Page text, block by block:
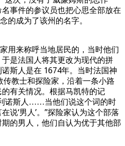
事件的参议员也把心思全部放在
的成为了该州的名字。
用来称呼当地居民的，当时他们
是法国人将其更改为现代的拼
斯人是在 1674年。当时法国神
传教士和探险家，沿着一条小路
有关情况。根据马凯特的记
诺斯人……当他们说这个词的时
‘男人’。”探险家认为这个部落
的男人，他们自认为优于其他部